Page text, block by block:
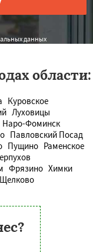
данных
области:
Куровское
Луховицы
Наро-Фоминск
Павловский Посад
Пущино Раменское
Фрязино Химки
Щелково